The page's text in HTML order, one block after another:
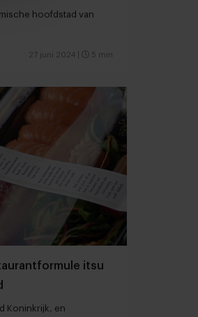
hoofdstad van
27 juni 2024 5 min
itsu
Koninkrijk, en